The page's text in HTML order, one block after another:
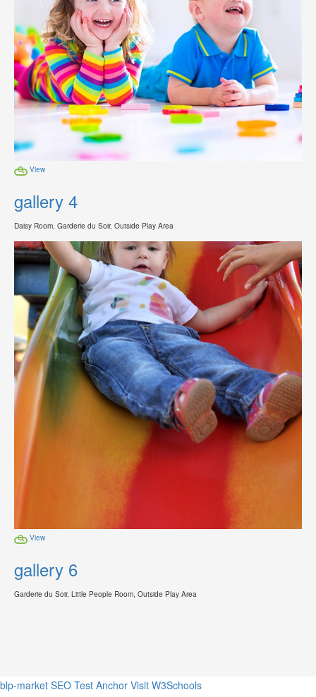
View
gallery 4
Daisy Room, Garderie du Soir, Outside Play Area
View
gallery 6
Garderie du Soir, Little People Room, Outside Play Area
blp-market SEO Test Anchor Visit W3Schools